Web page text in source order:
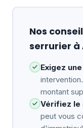
Nos
serrurier à
Exigez
montant
Vérifiez le
peut vous